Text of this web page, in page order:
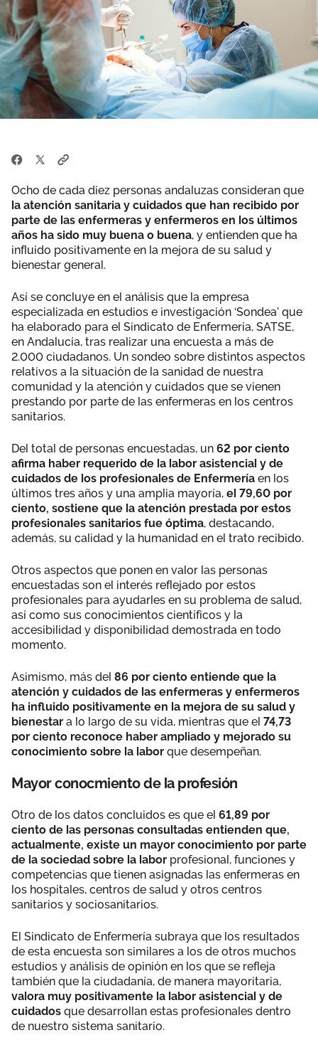
Ocho de cada diez personas andaluzas consideran que
la atención sanitaria y cuidados que han recibido por
parte de las enfermeras y enfermeros en los últimos
años ha sido muy buena o buena, y entienden que ha
influido positivamente en la mejora de su salud y
bienestar general.
Así se concluye en el análisis que la empresa
especializada en estudios e investigación ‘Sondea’ que
ha elaborado para el Sindicato de Enfermería, SATSE,
en Andalucía, tras realizar una encuesta a más de
2.000 ciudadanos. Un sondeo sobre distintos aspectos
relativos a la situación de la sanidad de nuestra
comunidad y la atención y cuidados que se vienen
prestando por parte de las enfermeras en los centros
sanitarios.
Del total de personas encuestadas, un 62 por ciento
afirma haber requerido de la labor asistencial y de
cuidados de los profesionales de Enfermería en los
últimos tres años y una amplia mayoría, el 79,60 por
ciento, sostiene que la atención prestada por estos
profesionales sanitarios fue óptima, destacando,
además, su calidad y la humanidad en el trato recibido.
Otros aspectos que ponen en valor las personas
encuestadas son el interés reflejado por estos
profesionales para ayudarles en su problema de salud,
así como sus conocimientos científicos y la
accesibilidad y disponibilidad demostrada en todo
momento.
Asimismo, más del 86 por ciento entiende que la
atención y cuidados de las enfermeras y enfermeros
ha influido positivamente en la mejora de su salud y
bienestar a lo largo de su vida, mientras que el 74,73
por ciento reconoce haber ampliado y mejorado su
conocimiento sobre la labor que desempeñan.
Mayor conocmiento de la profesión
Otro de los datos concluidos es que el 61,89 por
ciento de las personas consultadas entienden que,
actualmente, existe un mayor conocimiento por parte
de la sociedad sobre la labor profesional, funciones y
competencias que tienen asignadas las enfermeras en
los hospitales, centros de salud y otros centros
sanitarios y sociosanitarios.
El Sindicato de Enfermería subraya que los resultados
de esta encuesta son similares a los de otros muchos
estudios y análisis de opinión en los que se refleja
también que la ciudadanía, de manera mayoritaria,
valora muy positivamente la labor asistencial y de
cuidados que desarrollan estas profesionales dentro
de nuestro sistema sanitario.